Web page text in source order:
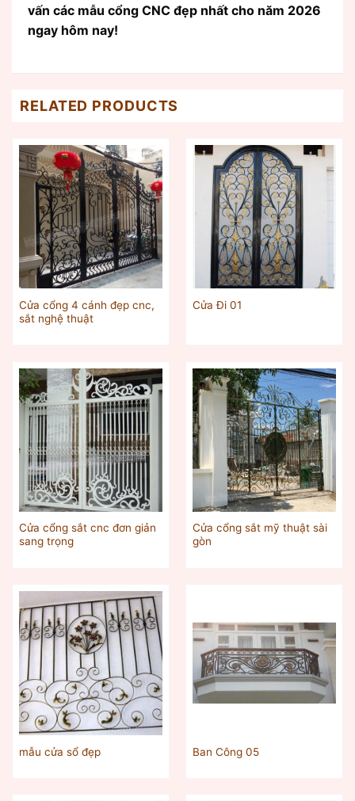
vấn các mẫu cổng CNC đẹp nhất cho năm 2026
ngay hôm nay!
RELATED PRODUCTS
Cửa cổng 4 cánh đẹp cnc,
sắt nghệ thuật
Cửa Đi 01
Cửa cổng sắt cnc đơn giản
sang trọng
Cửa cổng sắt mỹ thuật sài
gòn
mẫu cửa sổ đẹp Ban Công 05